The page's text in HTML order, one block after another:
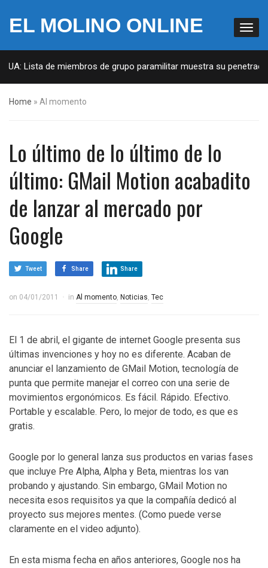
EL MOLINO ONLINE
Lista de miembros de grupo paramilitar muestra su
Home » Al momento
Lo último de lo último de lo
último: GMail Motion acabadito
de lanzar al mercado por
Google
Tweet Share Share
on 04/01/2011 in Al momento, Noticias, Tec
El 1 de abril, el gigante de internet Google presenta sus
últimas invenciones y hoy no es diferente. Acaban de
anunciar el lanzamiento de GMail Motion, tecnología de
punta que permite manejar el correo con una serie de
movimientos ergonómicos. Es fácil. Rápido. Efectivo.
Portable y escalable. Pero, lo mejor de todo, es que es
gratis.
Google por lo general lanza sus productos en varias fases
que incluye Pre Alpha, Alpha y Beta, mientras los van
probando y ajustando. Sin embargo, GMail Motion no
necesita esos requisitos ya que la compañía dedicó al
proyecto sus mejores mentes. (Como puede verse
claramente en el video adjunto).
En esta misma fecha en años anteriores, Google nos ha